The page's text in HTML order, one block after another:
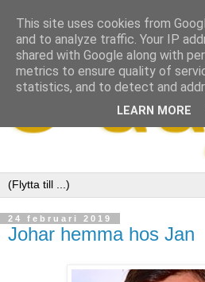
24 februari 2019
Johar hemma hos Jan
This site uses cookies from
and to analyze traffic. Your IP
shared with Google along with
metrics to ensure quality of
statistics, and to detect and
LEARN MORE